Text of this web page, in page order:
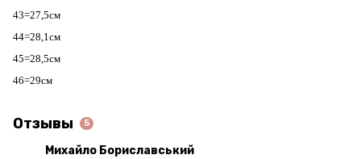
43=27,5см
44=28,1см
45=28,5см
46=29см
Отзывы 5
Михайло Бориславський